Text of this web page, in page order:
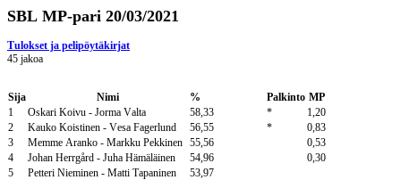
SBL MP-pari 20/03/2021
Tulokset ja pelipöytäkirjat
45 jakoa
Sija Nimi % Palkinto MP
1
Oskari Koivu - Jorma Valta 58,33 *
1,20
2
Kauko Koistinen - Vesa Fagerlund 56,55 *
0,83
3
Memme Aranko - Markku Pekkinen 55,56
0,53
4
Johan Herrgård - Juha Hämäläinen 54,96
0,30
5
Petteri Nieminen - Matti Tapaninen
53,97